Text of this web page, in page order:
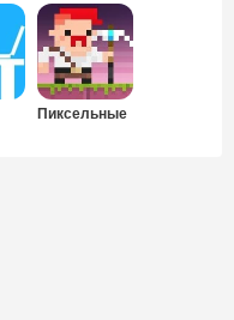
Пиксельные